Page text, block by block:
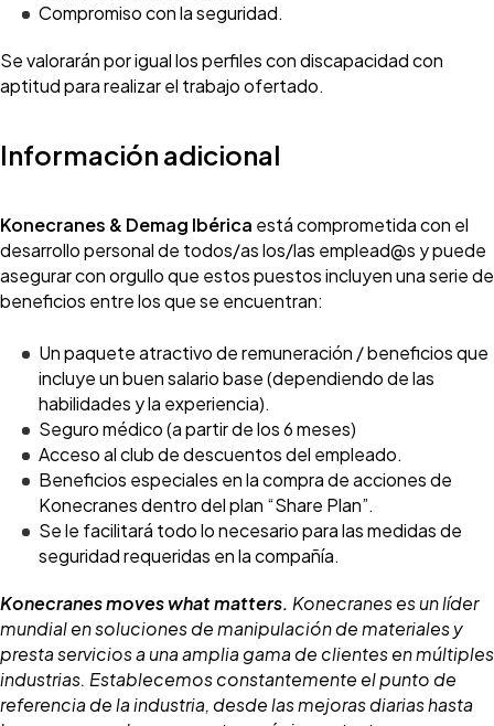
Compromiso con la seguridad.
Se valorarán por igual los perfiles con discapacidad con
aptitud para realizar el trabajo ofertado.
Información adicional
Konecranes & Demag Ibérica está comprometida con el
desarrollo personal de todos/as los/las emplead@s y puede
asegurar con orgullo que estos puestos incluyen una serie de
beneficios entre los que se encuentran:
Un paquete atractivo de remuneración / beneficios que
incluye un buen salario base (dependiendo de las
habilidades y la experiencia).
Seguro médico (a partir de los 6 meses)
Acceso al club de descuentos del empleado.
Beneficios especiales en la compra de acciones de
Konecranes dentro del plan “Share Plan”.
Se le facilitará todo lo necesario para las medidas de
seguridad requeridas en la compañía.
Konecranes moves what matters. Konecranes es un líder
mundial en soluciones de manipulación de materiales y
presta servicios a una amplia gama de clientes en múltiples
industrias. Establecemos constantemente el punto de
referencia de la industria, desde las mejoras diarias hasta